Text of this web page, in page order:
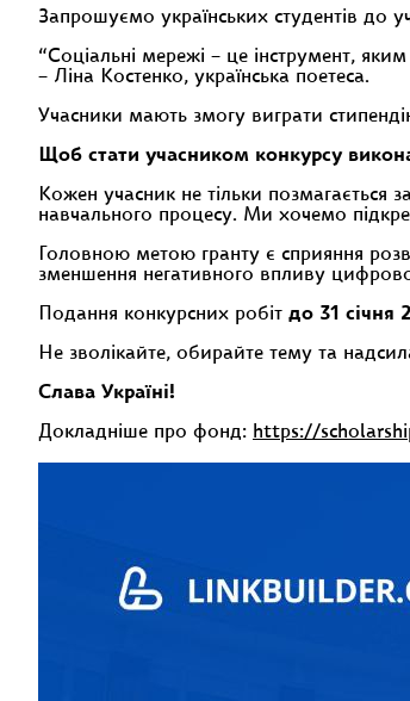
Запрошуємо українських студентів до
“Соціальні мережі – це інструмент,
– Ліна Костенко, українська поетеса.
Учасники мають змогу виграти
Щоб стати учасником конкурсу
Кожен учасник не тільки позмагається
навчального процесу. Ми хочемо
Головною метою гранту є сприяння
зменшення негативного впливу
Подання конкурсних робіт до 31 січня
Не зволікайте, обирайте тему та
Слава Україні!
Докладніше про фонд: https://